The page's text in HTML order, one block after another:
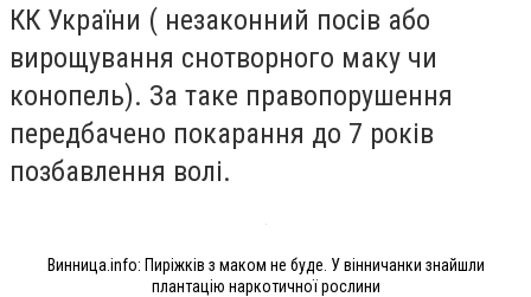
КК України ( незаконний посів або
вирощування снотворного маку чи
конопель). За таке правопорушення
передбачено покарання до 7 років
позбавлення волі.
Винница.info: Пиріжків з маком не буде. У вінничанки знайшли
плантацію наркотичної рослини